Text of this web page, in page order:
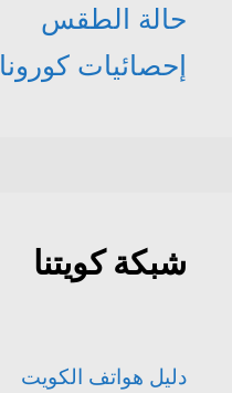
حالة الطقس
إحصائيات كورونا
شبكة كويتنا
دليل هواتف الكويت